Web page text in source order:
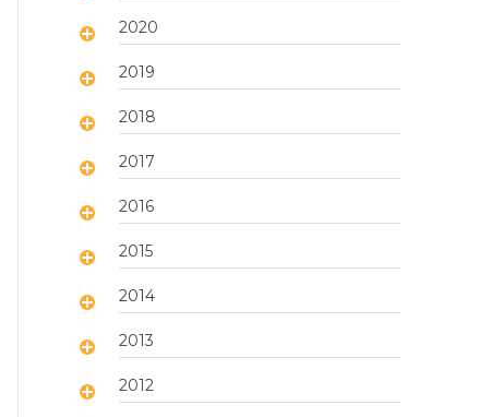
2020
2019
2018
2017
2016
2015
2014
2013
2012